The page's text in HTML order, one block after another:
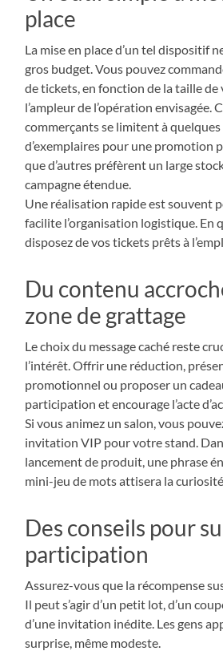
place
La mise en place d’un tel dispositif
gros budget. Vous pouvez
de tickets, en fonction de la taille
l’ampleur de l’opération envisagée.
commerçants se limitent à
d’exemplaires pour une promotion
que d’autres préfèrent un large
campagne étendue.
Une réalisation rapide est souvent
facilite l’organisation logistique. En
disposez de vos tickets prêts à
Du contenu
zone de grattage
Le choix du message caché reste
l’intérêt. Offrir une réduction,
promotionnel ou proposer un
participation et encourage l’acte
Si vous animez un salon, vous
invitation VIP pour votre stand.
lancement de produit, une phrase
mini-jeu de mots attisera la
Des conseils pour
participation
Assurez-vous que la récompense
Il peut s’agir d’un petit lot, d’un
d’une invitation inédite. Les gens
surprise, même modeste.